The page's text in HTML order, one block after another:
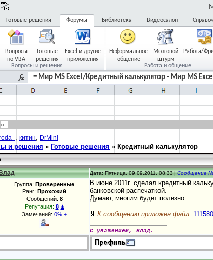
Готовые решения Форумы Библиотека Видеосалон
Вопросы
по VBA
Готовые
решения
Excel и другие
приложения
Вопросы и решения
Неформальное
общение
Мозговой
штурм
Работа/
Работа и общение
= Мир MS Excel/Кредитный калькулятор - Мир MS
»
,китин,DrMini
и решения » Готовые решения » Кредитный калькулятор
Дата: Пятница, 09.09.2011, 08:33 |Сообщение
Группа: Проверенные
Ранг: Прохожий
Сообщений: 8
Репутация: 8 ±
Замечаний: 0% ±
В июне 2011г. сделал кредитный
банковской распечаткой.
Думаю, многим будет полезно.
К сообщению приложен файл:
С уважением, Влад.